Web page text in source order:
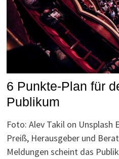
6 Punkte-Plan für
Publikum
Foto: Alev Takil on Unsplash
Preiß, Herausgeber und
Meldungen scheint das